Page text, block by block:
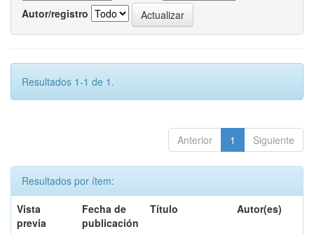
Autor/registro
Resultados 1-1 de 1.
Anterior 1 Siguiente
Resultados por ítem:
Vista
previa
Fecha de
publicación
Título Autor(es)